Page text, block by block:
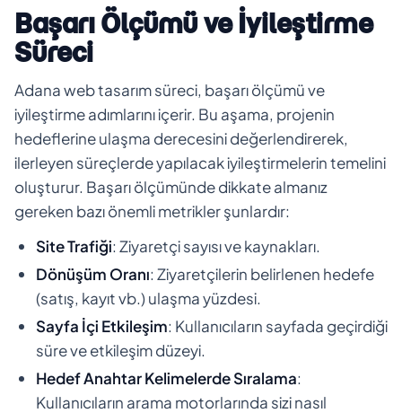
Başarı Ölçümü ve İyileştirme
Süreci
Adana web tasarım süreci, başarı ölçümü ve
iyileştirme adımlarını içerir. Bu aşama, projenin
hedeflerine ulaşma derecesini değerlendirerek,
ilerleyen süreçlerde yapılacak iyileştirmelerin temelini
oluşturur. Başarı ölçümünde dikkate almanız
gereken bazı önemli metrikler şunlardır:
Site Trafiği: Ziyaretçi sayısı ve kaynakları.
Dönüşüm Oranı: Ziyaretçilerin belirlenen hedefe
(satış, kayıt vb.) ulaşma yüzdesi.
Sayfa İçi Etkileşim: Kullanıcıların sayfada geçirdiği
süre ve etkileşim düzeyi.
Hedef Anahtar Kelimelerde Sıralama:
Kullanıcıların arama motorlarında sizi nasıl